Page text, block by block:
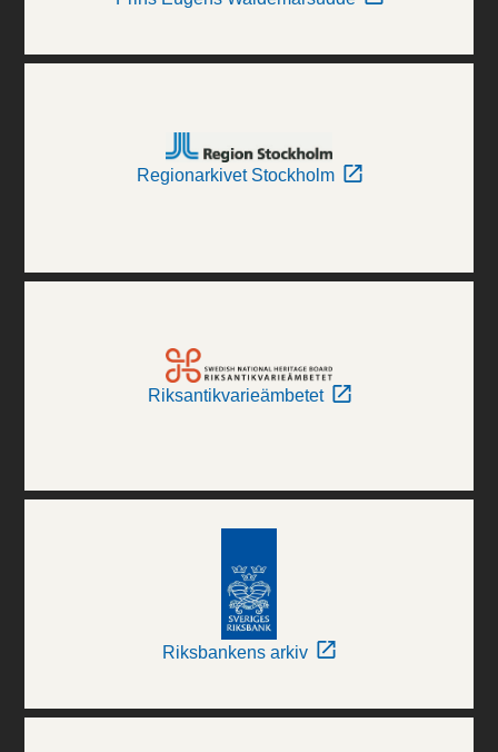
Regionarkivet Stockholm
Riksantikvarieämbetet
Riksbankens arkiv